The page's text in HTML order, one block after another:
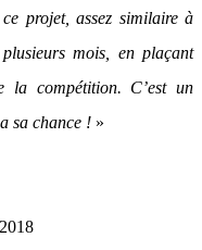
projet, assez similaire à
mois, en plaçant
la compétition. C’est un
sa chance ! »